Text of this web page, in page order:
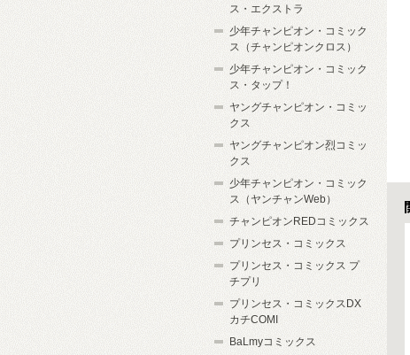
ス・エクストラ
少年チャンピオン・コミック
ス（チャンピオンクロス）
少年チャンピオン・コミック
ス・タップ！
ヤングチャンピオン・コミッ
クス
ヤングチャンピオン烈コミッ
クス
少年チャンピオン・コミック
ス（ヤンチャンWeb）
チャンピオンREDコミックス
プリンセス・コミックス
プリンセス・コミックス プ
チプリ
プリンセス・コミックスDX
カチCOMI
BaLmyコミックス